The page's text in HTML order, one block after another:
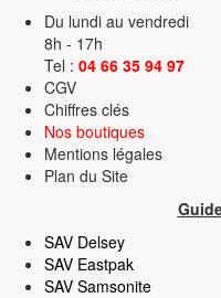
Du lundi au vendredi
8h - 17h
Tel : 04 66 35 94 97
CGV
Chiffres clés
Nos boutiques
Mentions légales
Plan du Site
SAV Delsey
SAV Eastpak
SAV Samsonite